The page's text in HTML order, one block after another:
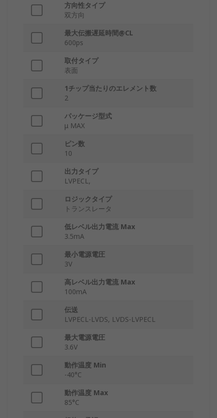
方向性タイプ
双方向
最大伝搬遅延時間@CL
600ps
取付タイプ
表面
1チップ当たりのエレメント数
2
パッケージ型式
μ MAX
ピン数
10
出力タイプ
LVPECL,
ロジックタイプ
トランスレータ
低レベル出力電流 Max
3.5mA
最小電源電圧
3V
高レベル出力電流 Max
100mA
伝送
LVPECL-LVDS, LVDS-LVPECL
最大電源電圧
3.6V
動作温度 Min
-40°C
動作温度 Max
85°C